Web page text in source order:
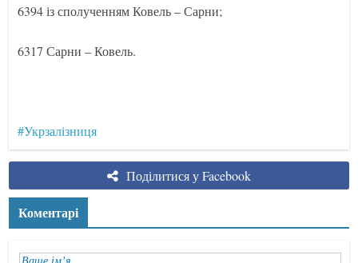
6394 із сполученням Ковель – Сарни;
6317 Сарни – Ковель.
#Укрзалізниця
Поділитися у Facebook
Коментарі